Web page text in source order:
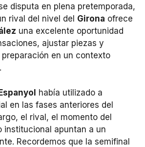
disputa en plena pretemporada,
rival del nivel del Girona ofrece
una excelente oportunidad
ajustar piezas y
en un contexto
había utilizado a
en las fases anteriores del
el rival, el momento del
institucional apuntan a un
Recordemos que la semifinal